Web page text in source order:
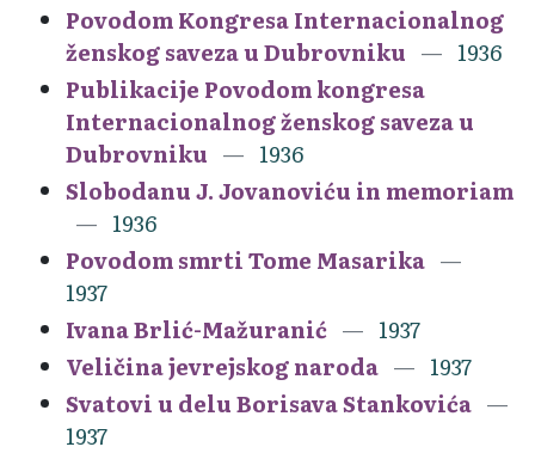
Povodom Kongresa Internacionalnog
ženskog saveza u Dubrovniku
1936
Publikacije Povodom kongresa
Internacionalnog ženskog saveza u
Dubrovniku
1936
Slobodanu J. Jovanoviću in memoriam
1936
Povodom smrti Tome Masarika
1937
Ivana Brlić-Mažuranić
1937
Veličina jevrejskog naroda
1937
Svatovi u delu Borisava Stankovića
1937